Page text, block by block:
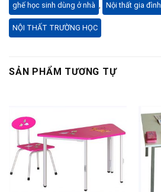
ghế học sinh dùng ở nhà , Nội thất gia đình
NỘI THẤT TRƯỜNG HỌC
SẢN PHẨM TƯƠNG TỰ